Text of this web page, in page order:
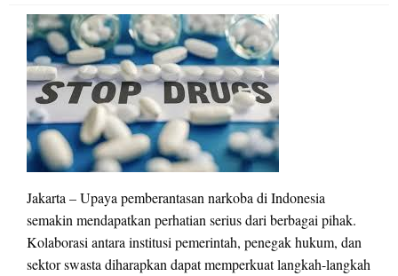
Jakarta – Upaya pemberantasan narkoba di Indonesia
semakin mendapatkan perhatian serius dari berbagai pihak.
Kolaborasi antara institusi pemerintah, penegak hukum, dan
sektor swasta diharapkan dapat memperkuat langkah-langkah